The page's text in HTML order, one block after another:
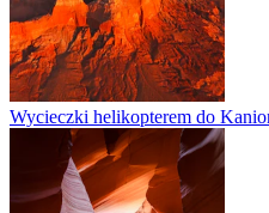
Wycieczki helikopterem do